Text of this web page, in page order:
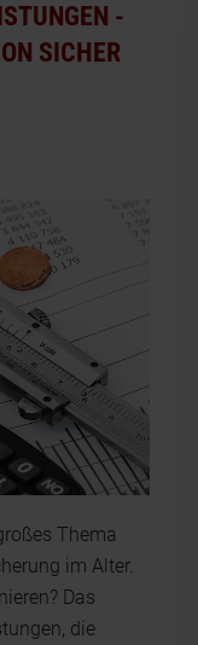
-
SICHER
Thema
im Alter.
Das
die